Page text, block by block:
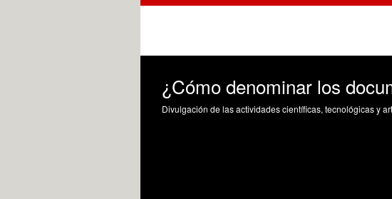
¿Cómo denominar los
Divulgación de las actividades científicas, tecnológicas y